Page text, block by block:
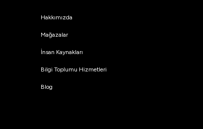
Hakkımızda
Mağazalar
İnsan Kaynakları
Bilgi Toplumu Hizmetleri
Blog